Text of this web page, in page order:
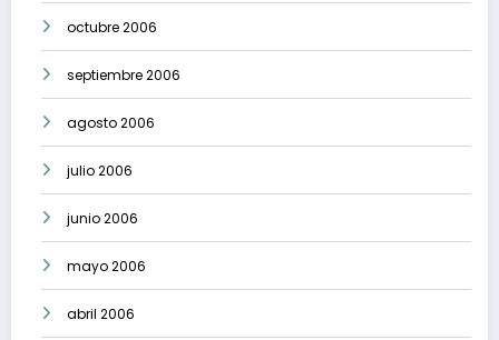
octubre 2006
septiembre 2006
agosto 2006
julio 2006
junio 2006
mayo 2006
abril 2006